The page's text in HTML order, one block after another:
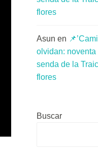
flores
Asun en
olvidan:
senda de la
flores
Buscar